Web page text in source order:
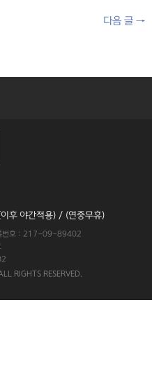
다음 글→
후 야간적용) / (연중무휴)
번호 : 217-09-89402
RIGHTS RESERVED.